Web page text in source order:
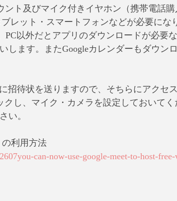
ント及びマイク付きイヤホン（携帯電話
レット・スマートフォンなどが必要にな
PC以外だとアプリのダウンロードが必要
します。またGoogleカレンダーもダウン
招待状を送りますので、そちらにアクセ
クし、マイク・カメラを設定しておいて
い。
の利用方法
can-now-use-google-meet-to-host-